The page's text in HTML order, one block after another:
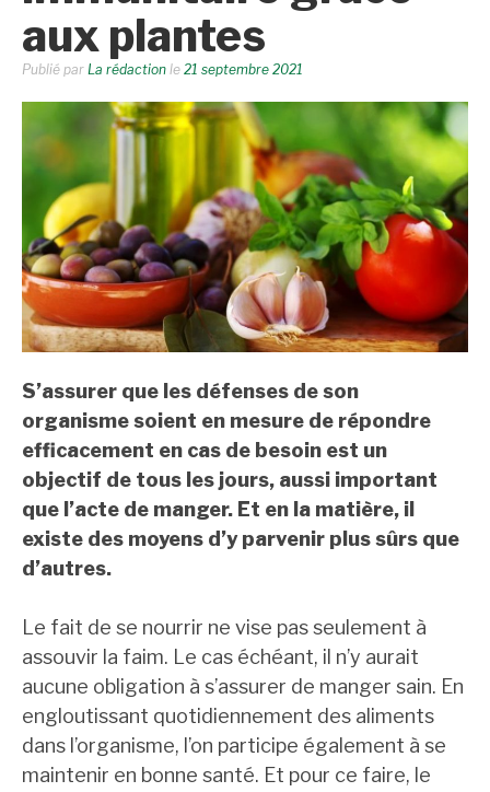
aux plantes
Publié par La rédaction le 21 septembre 2021
S’assurer que les défenses de son
organisme soient en mesure de répondre
efficacement en cas de besoin est un
objectif de tous les jours, aussi important
que l’acte de manger. Et en la matière, il
existe des moyens d’y parvenir plus sûrs que
d’autres.
Le fait de se nourrir ne vise pas seulement à
assouvir la faim. Le cas échéant, il n’y aurait
aucune obligation à s’assurer de manger sain. En
engloutissant quotidiennement des aliments
dans l’organisme, l’on participe également à se
maintenir en bonne santé. Et pour ce faire, le